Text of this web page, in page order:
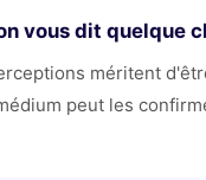
vous dit quelque
méritent
peut les